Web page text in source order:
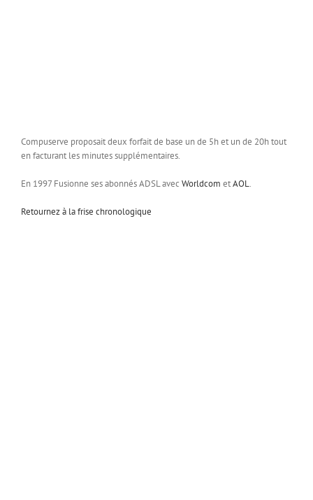
Compuserve proposait deux forfait de base un de 5h et un de 20h tout
en facturant les minutes supplémentaires.
En 1997 Fusionne ses abonnés ADSL avec Worldcom etAOL.
Retournez à la frise chronologique